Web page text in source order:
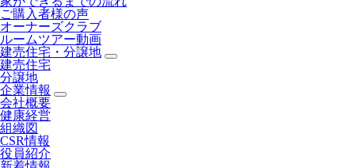
ご購入者様の声
オーナーズクラブ
ルームツアー動画
建売住宅・分譲地
建売住宅
分譲地
企業情報
会社概要
健康経営
組織図
CSR情報
役員紹介